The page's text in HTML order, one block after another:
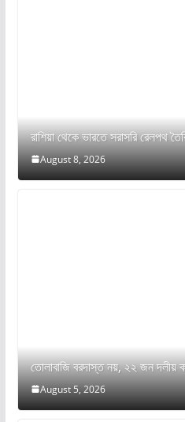
রাশিয়া থেকে ভারতে সরাসরি রেলপথ
August 8, 2026
তোলাবাজি বরদাস্ত নয়, ২২ জন দলীয়
August 5, 2026